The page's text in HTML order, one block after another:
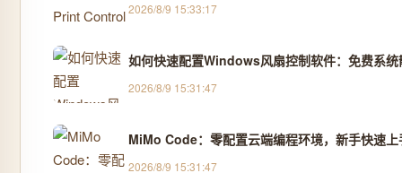
2026/8/9 15:33:17
如何快速配置Windows风扇控制软件：免费系
2026/8/9 15:31:47
MiMo Code：零配置云端编程环境，新手快速
2026/8/9 15:31:47